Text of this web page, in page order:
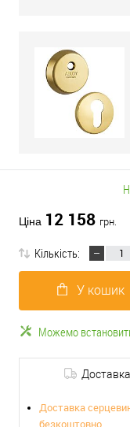
Ціна 12 158 грн.
Кількість:
У кошик
Можемо
Доставка
Доставка
безкоштовно